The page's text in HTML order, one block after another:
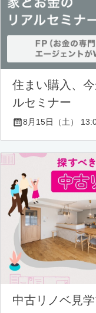
住まい購入、
ルセミナー
8月15日（土）
中古リノベ見